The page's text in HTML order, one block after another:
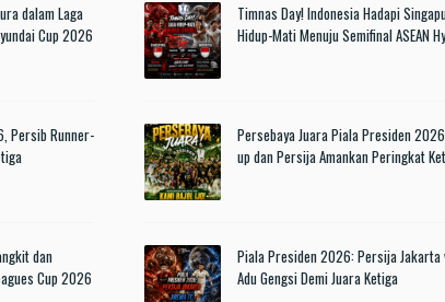
dalam Laga
Cup 2026
Persib Runner-
dan
Cup 2026
Timnas Day! Indonesia Hadapi
Hidup-Mati Menuju Semifinal ASEAN
Persebaya Juara Piala Presiden
up dan Persija Amankan Peringkat
Piala Presiden 2026: Persija Jakarta
Adu Gengsi Demi Juara Ketiga